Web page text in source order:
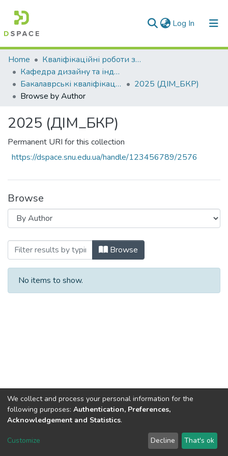
Log In (current)
Communities & Collections
All of DSpace
Home
Кваліфікаційні роботи здобувачів вищої освіти
Кафедра дизайну та індустрії моди (ДІМ)
Бакалаврські кваліфікаційні роботи
2025 (ДІМ_БКР)
Browse by Author
2025 (ДІМ_БКР)
Permanent URI for this collection
https://dspace.snu.edu.ua/handle/123456789/2576
Browse
Browsing 2025 (ДІМ_БКР) by Author
Browse
No items to show.
Dspace & Volodymyr Dahl East Ukrainian National University
LYRASIS
Send Feedback
We collect and process your personal information for the
following purposes: Authentication, Preferences,
Acknowledgement and Statistics.
Customize Decline That's ok